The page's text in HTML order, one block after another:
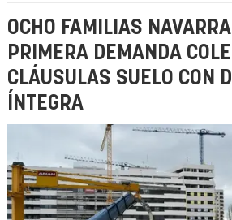
OCHO FAMILIAS
PRIMERA DEMANDA
CLÁUSULAS SUELO CON
ÍNTEGRA